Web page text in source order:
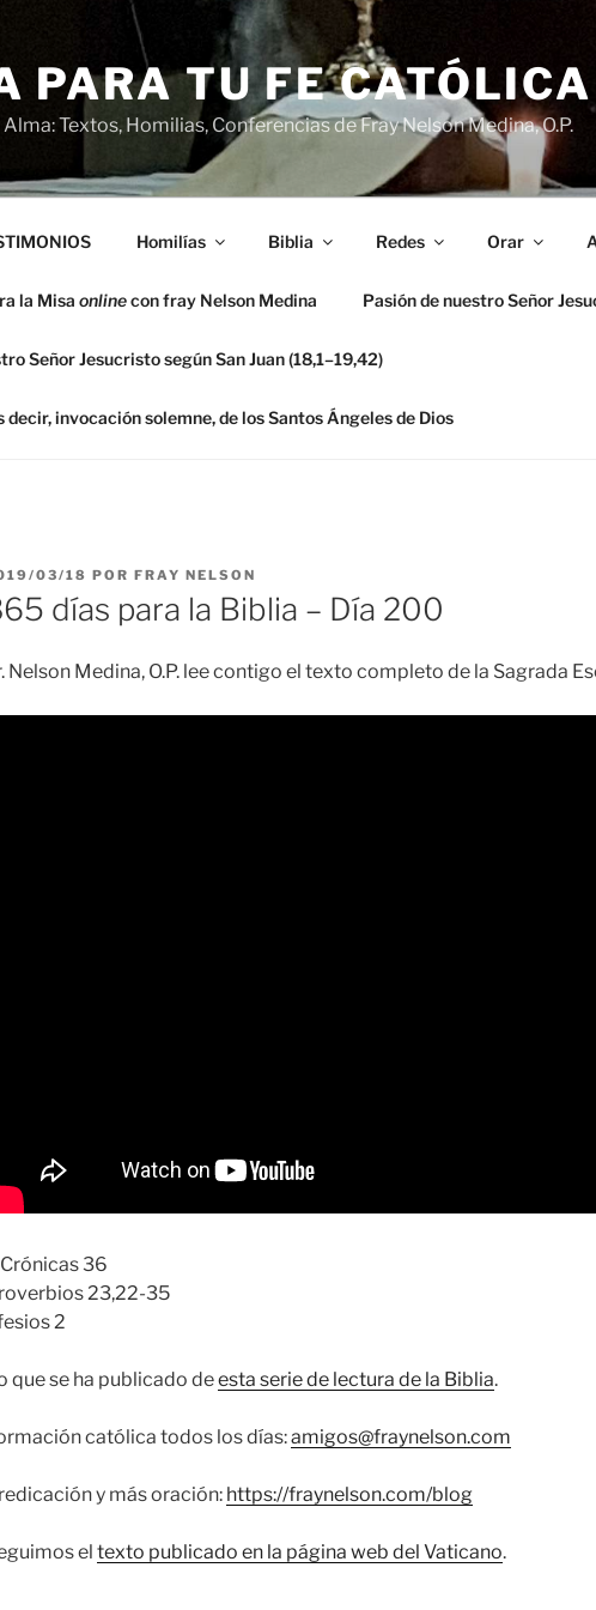
PARA TU FE CATÓLICA
Textos, Homilias, Conferencias de Fray Nelson Medina, O.P.
Homilías Biblia Redes Orar
la Misa onlinecon fray Nelson Medina Pasión de nuestro Señor
Señor Jesucristo según San Juan (18,1–19,42)
decir, invocación solemne, de los Santos Ángeles de Dios
03/18 POR FRAY NELSON
días para la Biblia – Día 200
Nelson Medina, O.P. lee contigo el texto completo de la Sagrada
36
23,22-35
2
que se ha publicado deesta serie de lectura de la Biblia.
católica todos los días:amigos@fraynelson.com
y más oración: https://fraynelson.com/blog
el texto publicado en la página web del Vaticano.